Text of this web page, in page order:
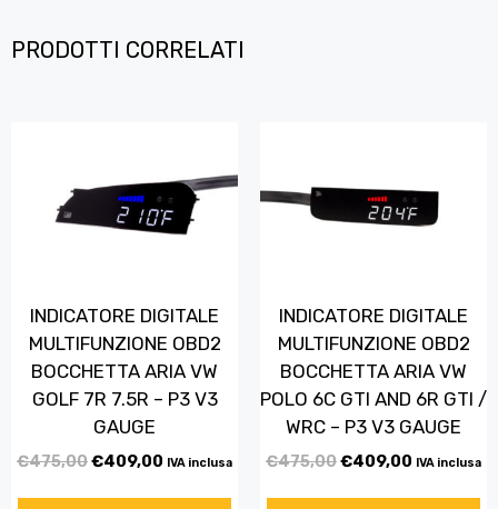
PRODOTTI CORRELATI
INDICATORE DIGITALE
MULTIFUNZIONE OBD2
BOCCHETTA ARIA VW
GOLF 7R 7.5R – P3 V3
GAUGE
€475,00€409,00 IVA inclusa
INDICATORE DIGITALE
MULTIFUNZIONE OBD2
BOCCHETTA ARIA VW
POLO 6C GTI AND 6R GTI /
WRC – P3 V3 GAUGE
€475,00€409,00 IVA inclusa